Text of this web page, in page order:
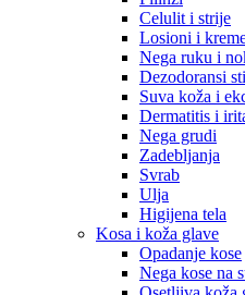
Celulit i strije
Losioni i
Nega ruku i
Dezodoransi
Suva koža i
Dermatitis i
Nega grudi
Zadebljanja
Svrab
Ulja
Higijena tela
Kosa i koža glave
Opadanje kose
Nega kose na